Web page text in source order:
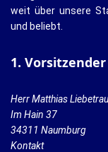
weit über unsere
und beliebt.
1. Vorsitzender
Herr Matthias Liebetrau
Im Hain 37
34311 Naumburg
Kontakt